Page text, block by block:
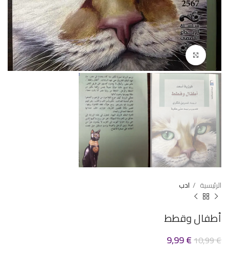
Click to enlarge
الرئيسية ادب
أطفال وقطط
10,99€
9,99€